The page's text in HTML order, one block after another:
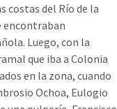
costas del Río de la
encontraban
Luego, con la
que iba a Colonia
en la zona, cuando
Ochoa, Eulogio